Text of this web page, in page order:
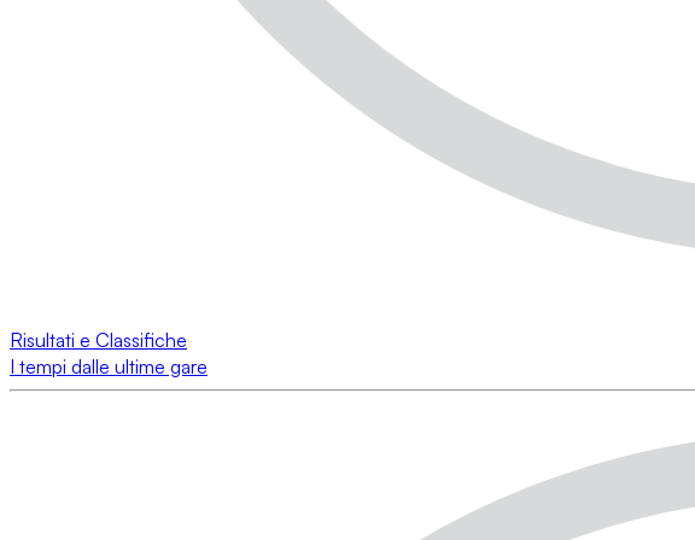
Risultati e Classifiche
I tempi dalle ultime gare